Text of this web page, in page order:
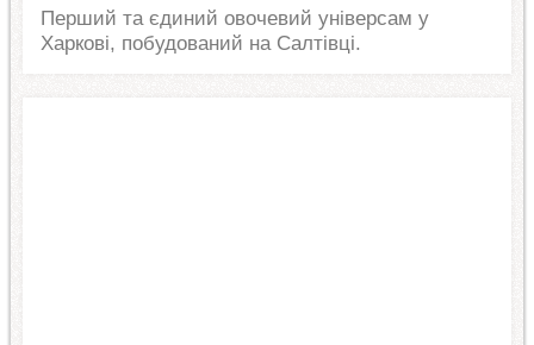
Перший та єдиний овочевий універсам у
Харкові, побудований на Салтівці.